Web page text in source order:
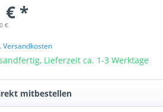
€ *
€
Versandkosten
Lieferzeit ca. 1-3 Werktage
mitbestellen